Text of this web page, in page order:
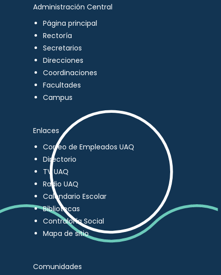
Administración Central
Página principal
Rectoría
Secretarios
Direcciones
Coordinaciones
Facultades
Campus
Enlaces
Correo de Empleados UAQ
Directorio
TV UAQ
Radio UAQ
Calendario Escolar
Bibliotecas
Contraloría Social
Mapa de sitio
Comunidades